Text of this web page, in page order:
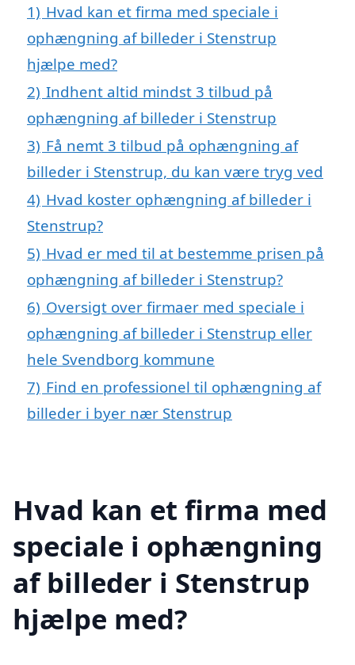
1) Hvad kan et firma med speciale i
ophængning af billeder i Stenstrup
hjælpe med?
2) Indhent altid mindst 3 tilbud på
ophængning af billeder i Stenstrup
3) Få nemt 3 tilbud på ophængning af
billeder i Stenstrup, du kan være tryg ved
4) Hvad koster ophængning af billeder i
Stenstrup?
5) Hvad er med til at bestemme prisen på
ophængning af billeder i Stenstrup?
6) Oversigt over firmaer med speciale i
ophængning af billeder i Stenstrup eller
hele Svendborg kommune
7) Find en professionel til ophængning af
billeder i byer nær Stenstrup
Hvad kan et firma med
speciale i ophængning
af billeder i Stenstrup
hjælpe med?